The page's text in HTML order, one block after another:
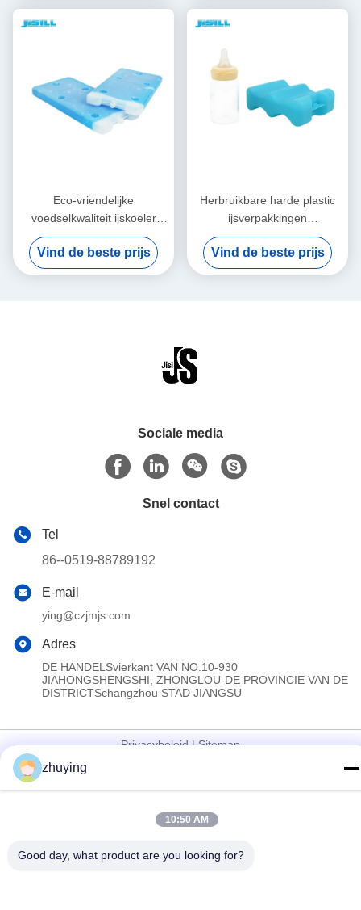
Eco-vriendelijke
voedselkwaliteit ijskoeler
baksteen voor voedsel
langdurig vervoer voor
voedsel bevroren
Vind de beste prijs
Herbruikbare harde plastic
ijsverpakkingen
voedselkwaliteit met
golvende vorm voor bier
blikjes voor voedsel
Vind de beste prijs
Sociale media
Snel contact
Tel
86--0519-88789192
E-mail
ying@czjmjs.com
Adres
DE HANDELSvierkant VAN NO.10-930
JIAHONGSHENGSHI, ZHONGLOU-DE PROVINCIE VAN DE
DISTRICTSchangzhou STAD JIANGSU
Privacybeleid|Sitemap
China Goed Kwaliteit Grote Koelere Ijspakken Leverancier.
Copyright © 2017-2026 Changzhou jisi cold chain technology
Co.,ltd Allemaal. Alle rechten voorbehouden.
zhuying
10:50 AM
Good day, what product are you looking for?